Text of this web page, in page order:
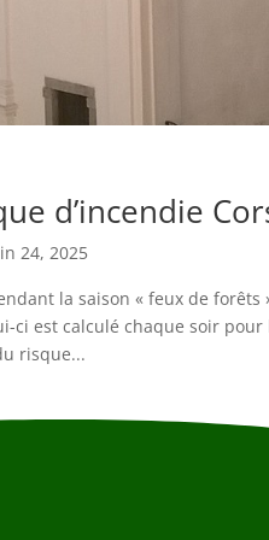
d’incendie
24, 2025
la saison « feux de
ci est calculé chaque soir
risque...